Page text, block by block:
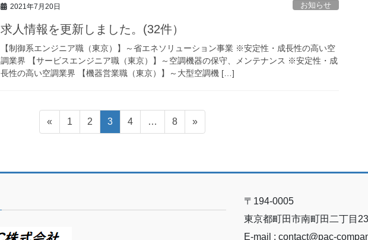
2021年7月20日 お知らせ
求人情報を更新しました。(32件）
【制御系エンジニア職（東京）】～省エネソリューション事業 ※安定性・成長性の高い空
調業界 【サービスエンジニア職（東京）】～空調機器の保守、メンテナンス ※安定性・成
長性の高い空調業界 【機器営業職（東京）】～大型空調機 […]
«
固
定
1
固
定
2
固
定
3
固
定
4 …
固
定
8 »
〒194-0005
東京都町田市南町田二丁目
E-mail : contact@pac-